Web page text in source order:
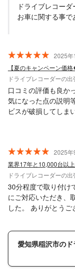
ドライブレコー
お車に関する事
ればお気軽にお
2025年
ドライブレコーダーの
口コミの評価も良か
気になった点の説明
ビスが破損してしま
2025年
ドライブレコーダーの
30分程度で取り付け
にご対応いただき、
した。 ありがとうご
愛知県稲沢市の